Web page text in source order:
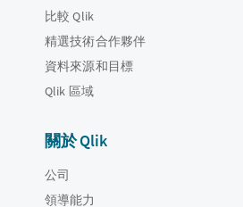
比較 Qlik
精選技術合作夥伴
資料來源和目標
Qlik 區域
關於 Qlik
公司
領導能力